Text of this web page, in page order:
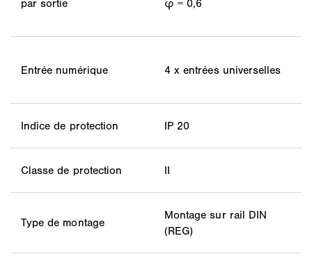
par sortie φ = 0,6
Entrée numérique 4 x entrées universelles
Indice de protection IP 20
Classe de protection II
Type de montage
Montage sur rail DIN
(REG)